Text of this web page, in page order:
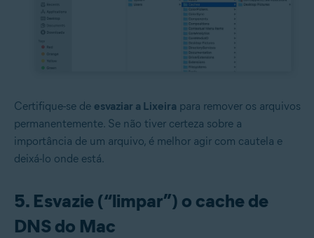
Certifique-se de esvaziar a Lixeira para remover os arquivos
permanentemente. Se não tiver certeza sobre a
importância de um arquivo, é melhor agir com cautela e
deixá-lo onde está.
5. Esvazie (“limpar”) o cache de
DNS do Mac